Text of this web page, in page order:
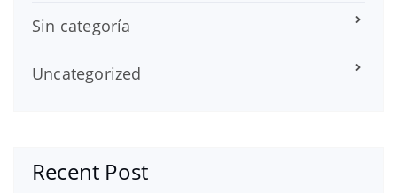
Sin categoría
Uncategorized
Recent Post